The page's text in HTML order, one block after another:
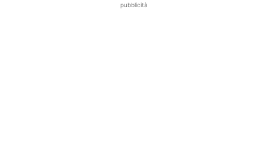
pubblicità